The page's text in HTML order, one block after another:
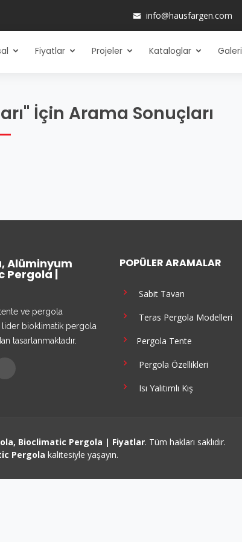
info@hausfargen.com
Fiyatlar Projeler Kataloglar Galeri
İçin Arama Sonuçları
Alüminyum
Pergola |
ve pergola
lider bioklimatik pergola
tasarlanmaktadır.
POPÜLER ARAMALAR
Sabit Tavan
Teras Pergola Modelleri
Pergola Tente
Pergola Özellikleri
Isı Yalıtımlı Kış
Bioclimatic Pergola | Fiyatlar. Tüm hakları saklıdır.
Pergola kalitesiyle yaşayın.